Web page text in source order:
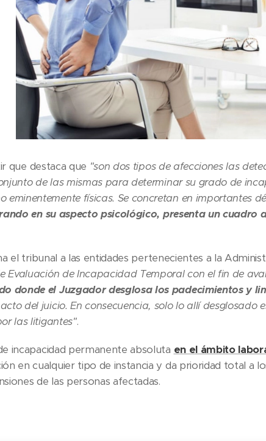
que destaca que "son dos tipos de afecciones las
de las mismas para determinar su grado de
eminentemente físicas. Se concretan en importantes
en su aspecto psicológico, presenta un cuadro
el tribunal a las entidades pertenecientes a la
Evaluación de Incapacidad Temporal con el fin de
donde el Juzgador desglosa los padecimientos y
del juicio. En consecuencia, solo lo allí desglosado
las litigantes".
incapacidad permanente absoluta en el ámbito
en cualquier tipo de instancia y da prioridad total a
de las personas afectadas.